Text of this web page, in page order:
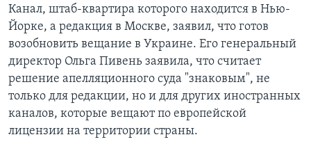
Канал, штаб-квартира которого находится в Нью-
Йорке, а редакция в Москве, заявил, что готов
возобновить вещание в Украине. Его генеральный
директор Ольга Пивень заявила, что считает
решение апелляционного суда "знаковым", не
только для редакции, но и для других иностранных
каналов, которые вещают по европейской
лицензии на территории страны.